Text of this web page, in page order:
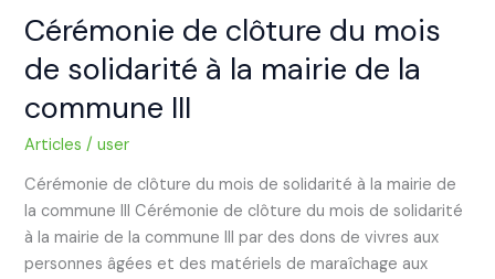
Cérémonie de clôture du mois
de solidarité à la mairie de la
commune III
Articles /user
Cérémonie de clôture du mois de solidarité à la mairie de
la commune III Cérémonie de clôture du mois de solidarité
à la mairie de la commune III par des dons de vivres aux
personnes âgées et des matériels de maraîchage aux